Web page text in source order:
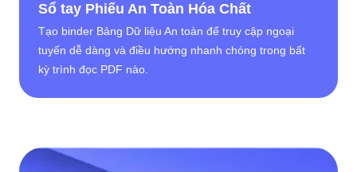
Sổ tay Phiếu An Toàn Hóa Chất
Tạo binder Bảng Dữ liệu An toàn để truy cập ngoại
tuyến dễ dàng và điều hướng nhanh chóng trong bất
kỳ trình đọc PDF nào.